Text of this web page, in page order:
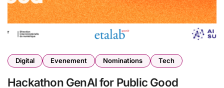
Digital Evenement Nominations Tech
Hackathon GenAI for Public Good